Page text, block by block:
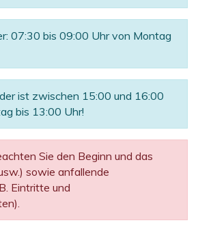
07:30 bis 09:00 Uhr von Montag
ist zwischen 15:00 und 16:00
bis 13:00 Uhr!
Sie den Beginn und das
sowie anfallende
Eintritte und